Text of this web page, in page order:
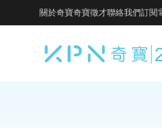
關於奇寶奇寶徵才聯絡我們訂閱